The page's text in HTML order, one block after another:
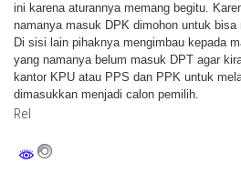
ini karena aturannya memang begitu.
namanya masuk DPK dimohon untuk bisa
Di sisi lain pihaknya mengimbau kepada
yang namanya belum masuk DPT agar
kantor KPU atau PPS dan PPK untuk
dimasukkan menjadi calon pemilih.
Rel